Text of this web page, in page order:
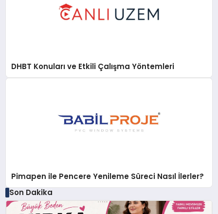
DHBT Konuları ve Etkili Çalışma Yöntemleri
Pimapen ile Pencere Yenileme Süreci Nasıl İlerler?
Son Dakika